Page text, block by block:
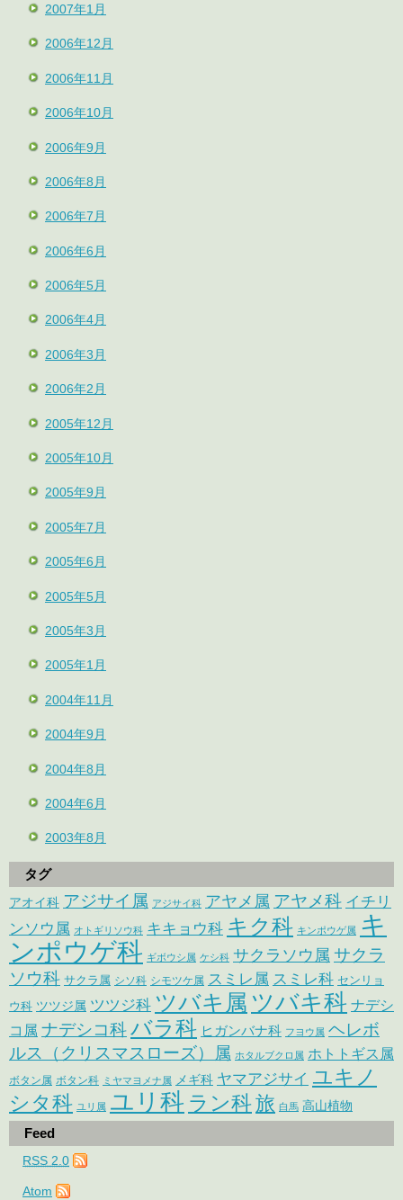
2007年1月
2006年12月
2006年11月
2006年10月
2006年9月
2006年8月
2006年7月
2006年6月
2006年5月
2006年4月
2006年3月
2006年2月
2005年12月
2005年10月
2005年9月
2005年7月
2005年6月
2005年5月
2005年3月
2005年1月
2004年11月
2004年9月
2004年8月
2004年6月
2003年8月
タグ
アオイ科 アジサイ属 アジサイ科 アヤメ属 アヤメ科 イチリ
ンソウ属 オトギリソウ科 キキョウ科 キク科 キンポウゲ属 キ
ンポウゲ科 ギボウシ属 ケシ科 サクラソウ属 サクラ
ソウ科 サクラ属 シソ科 シモツケ属 スミレ属 スミレ科 センリョ
ウ科 ツツジ属 ツツジ科 ツバキ属 ツバキ科 ナデシ
コ属 ナデシコ科バラ科 ヒガンバナ科 フヨウ属 ヘレボ
ルス（クリスマスローズ）属 ホタルブクロ属 ホトトギス属
ボタン属 ボタン科 ミヤマヨメナ属 メギ科 ヤマアジサイ ユキノ
シタ科 ユリ属 ユリ科 ラン科旅 白馬 高山植物
Feed
RSS 2.0
Atom